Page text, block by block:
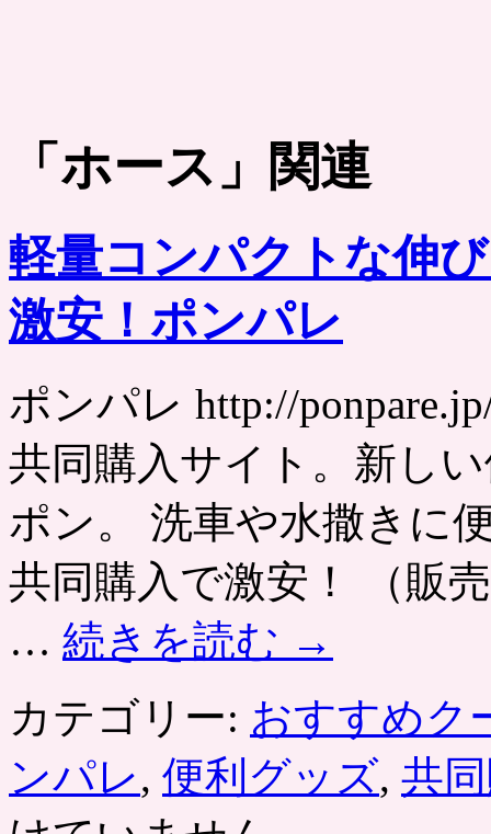
「 ホース 」関連
軽量コンパクトな伸
激安！ポンパレ
ポンパレ http://
共同購入サイト。新し
ポン。 洗車や水撒きに
共同購入で激安！ （販
… 続きを読む →
カテゴリー: おすすめク
ンパレ, 便利グッズ, 共